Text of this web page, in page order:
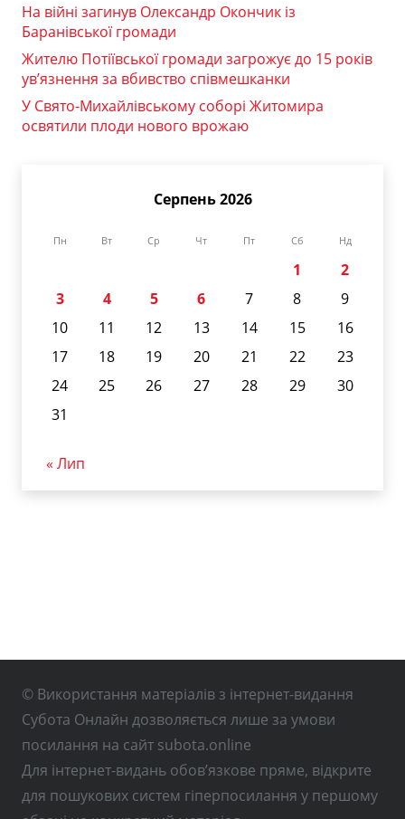
На війні загинув Олександр Окончик із
Баранівської громади
Жителю Потіївської громади загрожує до 15 років
ув’язнення за вбивство співмешканки
У Свято-Михайлівському соборі Житомира
освятили плоди нового врожаю
Серпень 2026
Пн Вт Ср Чт Пт Сб Нд
1
2
3
4 5 6 7 8
9
10
11 12 13 14 15
16
17
18 19 20 21 22
23
24
25 26 27 28 29
30
31
« Лип
© Використання матеріалів з інтернет-видання
Субота Онлайн дозволяється лише за умови
посилання на сайт subota.online
Для інтернет-видань обов’язкове пряме, відкрите
для пошукових систем гіперпосилання у першому